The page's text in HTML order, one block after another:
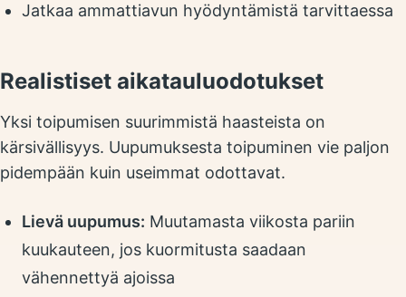
Jatkaa ammattiavun hyödyntämistä tarvittaessa
Realistiset aikatauluodotukset
Yksi toipumisen suurimmistä haasteista on
kärsivällisyys. Uupumuksesta toipuminen vie paljon
pidempään kuin useimmat odottavat.
Lievä uupumus: Muutamasta viikosta pariin
kuukauteen, jos kuormitusta saadaan
vähennettyä ajoissa